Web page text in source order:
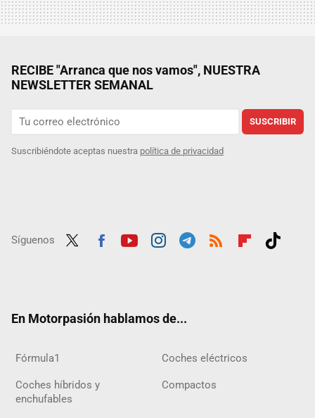
RECIBE "Arranca que nos vamos", NUESTRA
NEWSLETTER SEMANAL
SUSCRIBIR
Suscribiéndote aceptas nuestra política de privacidad
Síguenos
En Motorpasión hablamos de...
Fórmula1 Coches eléctricos
Coches híbridos y
enchufables
Compactos